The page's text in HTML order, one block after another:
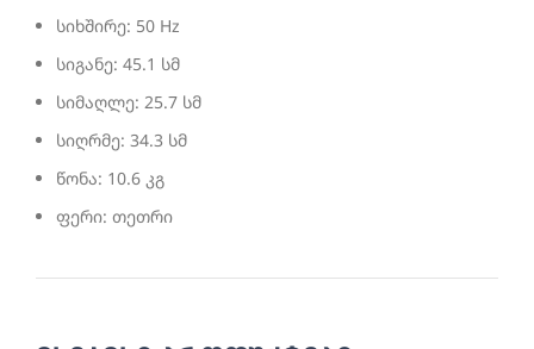
სიხშირე: 50 Hz
სიგანე: 45.1 სმ
სიმაღლე: 25.7 სმ
სიღრმე: 34.3 სმ
წონა: 10.6 კგ
ფერი: თეთრი